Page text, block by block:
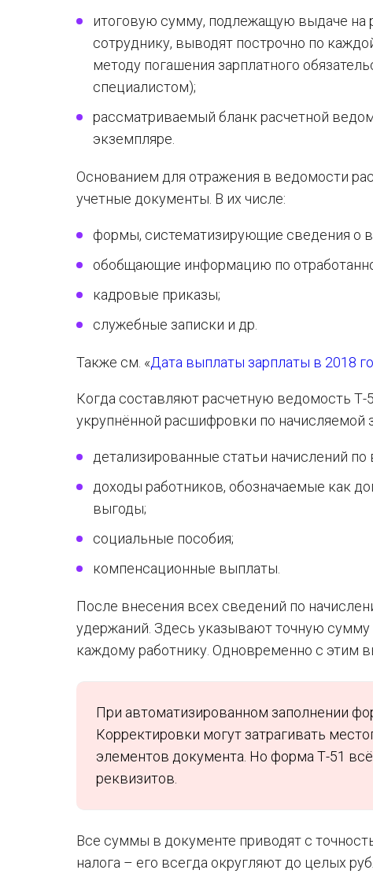
итоговую сумму, подлежащую выдаче на
сотруднику, выводят построчно по
методу погашения зарплатного
специалистом);
рассматриваемый бланк расчетной
экземпляре.
Основанием для отражения в ведомости
учетные документы. В их числе:
формы, систематизирующие сведения о
обобщающие информацию по
кадровые приказы;
служебные записки и др.
Также см. «Дата выплаты зарплаты в 2018
Когда составляют расчетную ведомость Т-
укрупнённой расшифровки по начисляемой
детализированные статьи начислений
доходы работников, обозначаемые как
выгоды;
социальные пособия;
компенсационные выплаты.
После внесения всех сведений по
удержаний. Здесь указывают точную
каждому работнику. Одновременно с этим
При автоматизированном заполнении
Корректировки могут затрагивать
элементов документа. Но форма Т-51
реквизитов.
Все суммы в документе приводят с
налога – его всегда округляют до целых